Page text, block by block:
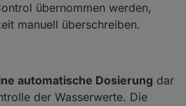
übernommen werden,
manuell überschreiben.
automatische Dosierung dar
der Wasserwerte. Die